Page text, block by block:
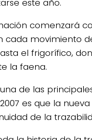
este año.
comenzará
cada movimiento
el frigorífico,
la faena.
de las
es que la
de la